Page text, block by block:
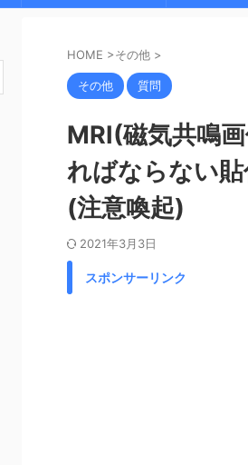
HOME >その他 >
その他 質問
MRI(磁気共鳴
ればならない
(注意喚起)
2021年3月3日
スポンサーリンク